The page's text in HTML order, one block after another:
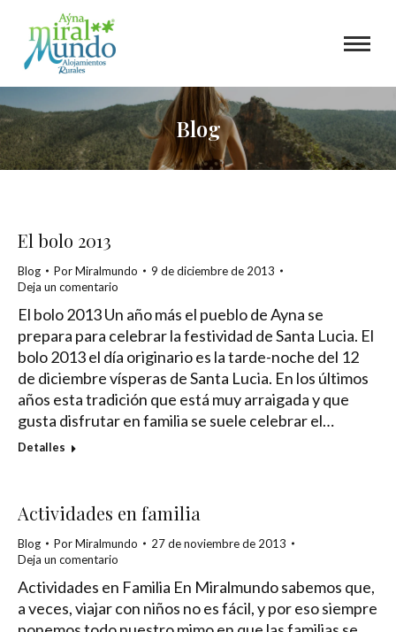
Blog
El bolo 2013
Blog PorMiralmundo
9 de diciembre de 2013
Deja un comentario
El bolo 2013 Un año más el pueblo de Ayna se
prepara para celebrar la festividad de Santa Lucia. El
bolo 2013 el día originario es la tarde-noche del 12
de diciembre vísperas de Santa Lucia. En los últimos
años esta tradición que está muy arraigada y que
gusta disfrutar en familia se suele celebrar el…
Detalles
Actividades en familia
Blog PorMiralmundo
27 de noviembre de 2013
Deja un comentario
Actividades en Familia En Miralmundo sabemos que,
a veces, viajar con niños no es fácil, y por eso siempre